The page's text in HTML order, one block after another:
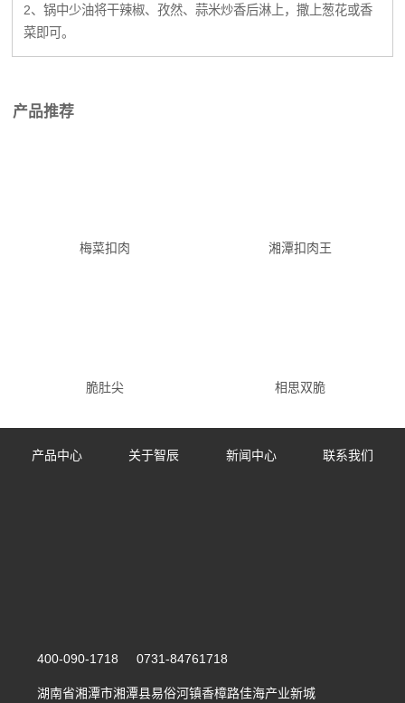
2、锅中少油将干辣椒、孜然、蒜米炒香后淋上，撒上葱花或香
菜即可。
产品推荐
梅菜扣肉 湘潭扣肉王
脆肚尖 相思双脆
产品中心 关于智辰 新闻中心 联系我们
400-090-1718 0731-84761718
湖南省湘潭市湘潭县易俗河镇香樟路佳海产业新城